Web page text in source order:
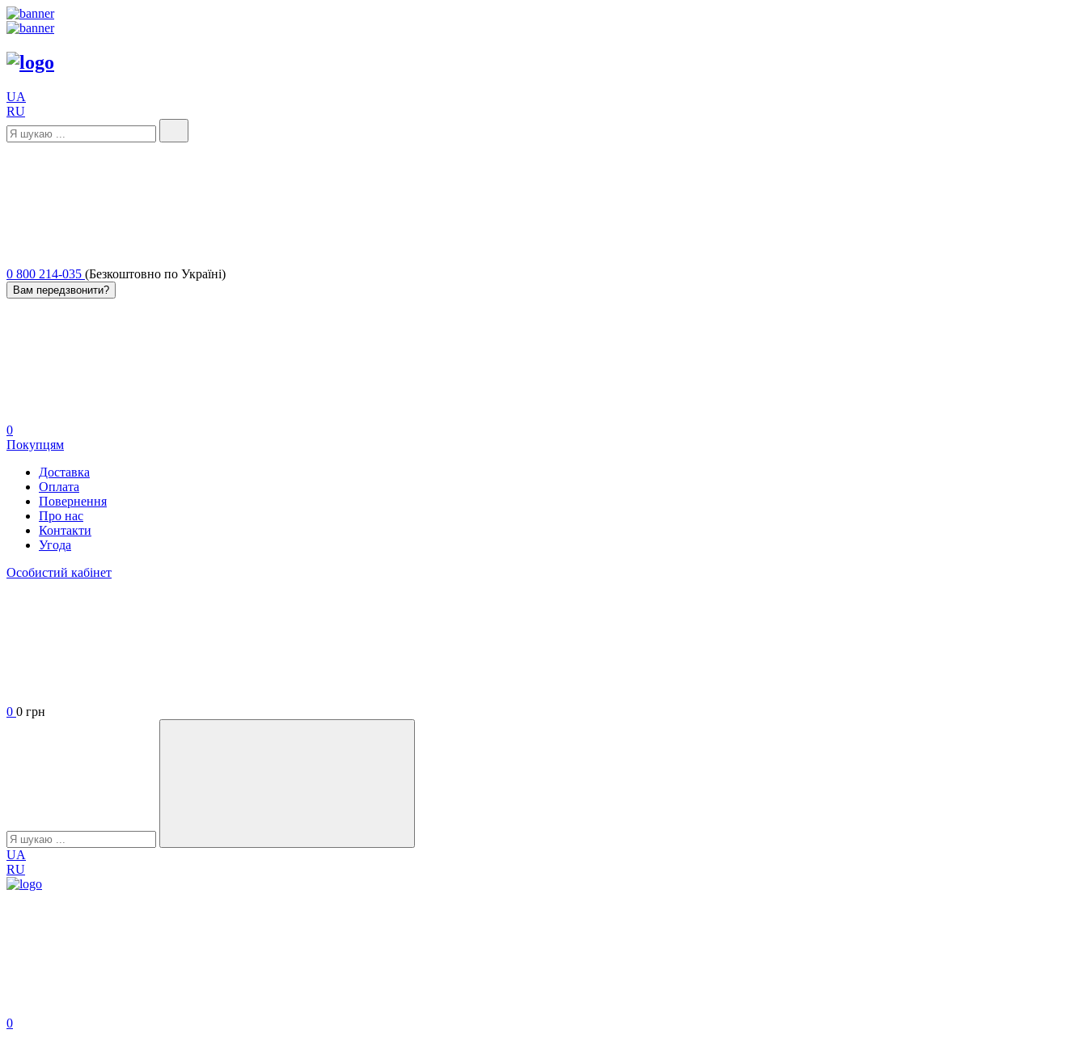
UA
RU
0 800 214-035 (Безкоштовно по Україні)
Вам передзвонити?
0
Покупцям
Доставка
Оплата
Повернення
Про нас
Контакти
Угода
Особистий кабінет
0 0 грн
UA
RU
0